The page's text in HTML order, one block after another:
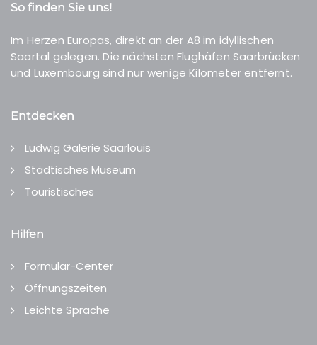
So finden Sie uns!
Im Herzen Europas, direkt an der A8 im idyllischen
Saartal gelegen. Die nächsten Flughäfen Saarbrücken
und Luxembourg sind nur wenige Kilometer entfernt.
Entdecken
Ludwig Galerie Saarlouis
Städtisches Museum
Touristisches
Hilfen
Formular-Center
Öffnungszeiten
Leichte Sprache